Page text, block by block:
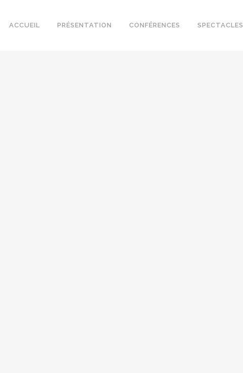
ACCUEIL PRÉSENTATION CONFÉRENCES SPECTACLES